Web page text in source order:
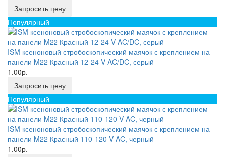
Запросить цену
Популярный
ISM ксеноновый стробоскопический маячок с креплением на
панели M22 Красный 12-24 V AC/DC, серый
1.00р.
Запросить цену
Популярный
ISM ксеноновый стробоскопический маячок с креплением на
панели M22 Красный 110-120 V AC, черный
1.00р.